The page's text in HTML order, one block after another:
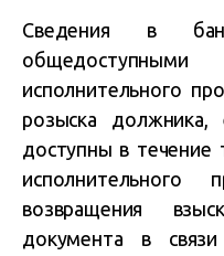
Сведения в
исполнительного
розыска
доступны в течение
исполнительного
возвращения
документа в